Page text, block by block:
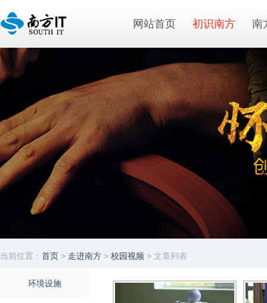
网站首页 初识南方 南
当前位置： 首页 > 走进南方 > 校园视频 > 文章列表
环境设施